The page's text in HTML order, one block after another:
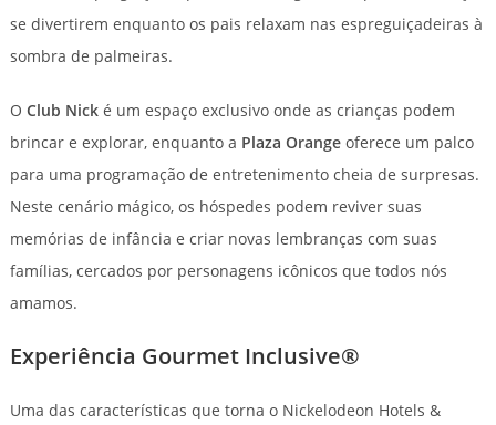
se divertirem enquanto os pais relaxam nas espreguiçadeiras à
sombra de palmeiras.
O Club Nické um espaço exclusivo onde as crianças podem
brincar e explorar, enquanto a Plaza Orangeoferece um palco
para uma programação de entretenimento cheia de surpresas.
Neste cenário mágico, os hóspedes podem reviver suas
memórias de infância e criar novas lembranças com suas
famílias, cercados por personagens icônicos que todos nós
amamos.
Experiência Gourmet Inclusive®
Uma das características que torna o Nickelodeon Hotels &